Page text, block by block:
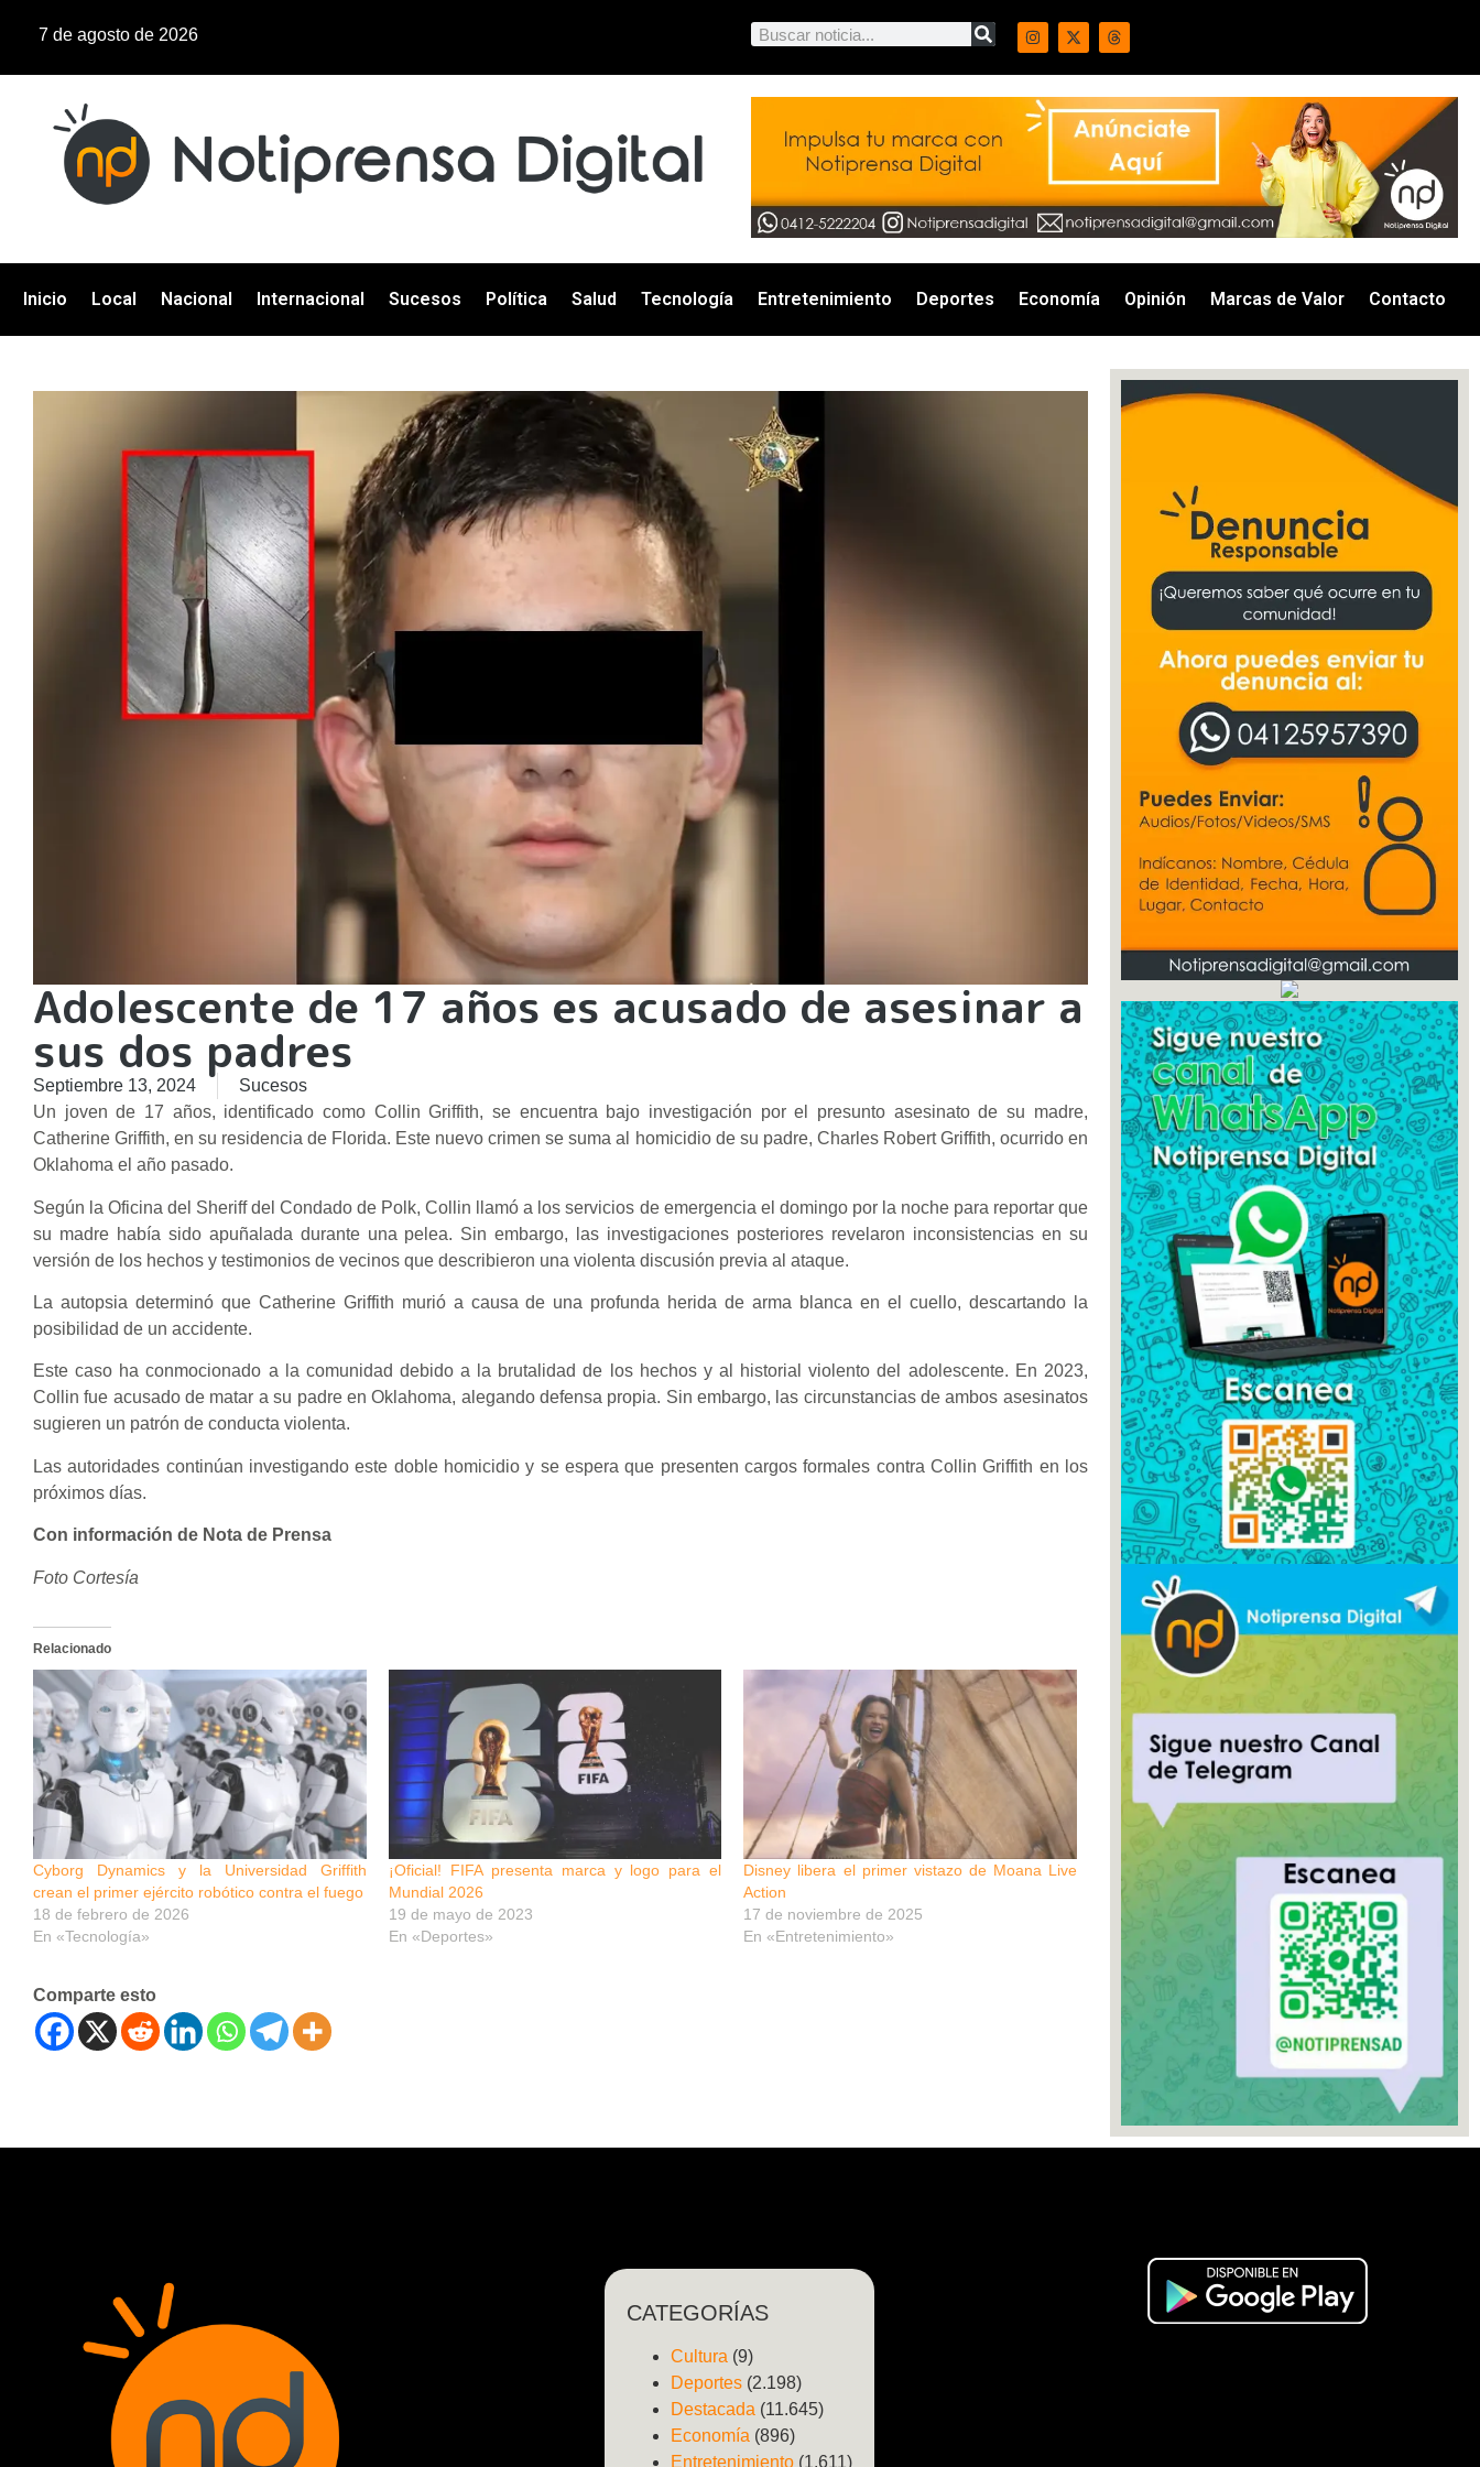
7 de agosto de 2026
Inicio Local Nacional Internacional Sucesos Política Salud Tecnología Entretenimiento Deportes Economía Opinión Marcas de Valor Contacto
Adolescente de 17 años es acusado de asesinar a
sus dos padres
Septiembre 13, 2024
Sucesos
Un joven de 17 años, identificado como Collin Griffith, se encuentra bajo investigación por el presunto asesinato de su madre,
Catherine Griffith, en su residencia de Florida. Este nuevo crimen se suma al homicidio de su padre, Charles Robert Griffith, ocurrido en
Oklahoma el año pasado.
Según la Oficina del Sheriff del Condado de Polk, Collin llamó a los servicios de emergencia el domingo por la noche para reportar que
su madre había sido apuñalada durante una pelea. Sin embargo, las investigaciones posteriores revelaron inconsistencias en su
versión de los hechos y testimonios de vecinos que describieron una violenta discusión previa al ataque.
La autopsia determinó que Catherine Griffith murió a causa de una profunda herida de arma blanca en el cuello, descartando la
posibilidad de un accidente.
Este caso ha conmocionado a la comunidad debido a la brutalidad de los hechos y al historial violento del adolescente. En 2023,
Collin fue acusado de matar a su padre en Oklahoma, alegando defensa propia. Sin embargo, las circunstancias de ambos asesinatos
sugieren un patrón de conducta violenta.
Las autoridades continúan investigando este doble homicidio y se espera que presenten cargos formales contra Collin Griffith en los
próximos días.
Con información de Nota de Prensa
Foto Cortesía
Relacionado
Cyborg Dynamics y la Universidad Griffith
crean el primer ejército robótico contra el fuego
18 de febrero de 2026
En «Tecnología»
¡Oficial! FIFA presenta marca y logo para el
Mundial 2026
19 de mayo de 2023
En «Deportes»
Disney libera el primer vistazo de Moana Live
Action
17 de noviembre de 2025
En «Entretenimiento»
Comparte esto
CATEGORÍAS
Cultura (9)
Deportes (2.198)
Destacada (11.645)
Economía (896)
Entretenimiento (1.611)